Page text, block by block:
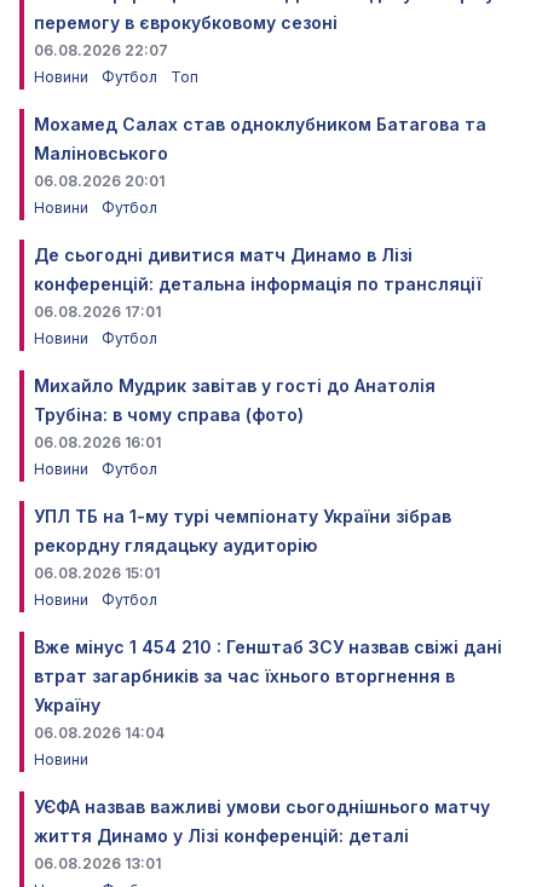
перемогу в єврокубковому сезоні
06.08.2026 22:07
Новини
Футбол Топ
Мохамед Салах став одноклубником Батагова та
Маліновського
06.08.2026 20:01
Новини
Футбол
Де сьогодні дивитися матч Динамо в Лізі
конференцій: детальна інформація по трансляції
06.08.2026 17:01
Новини
Футбол
Михайло Мудрик завітав у гості до Анатолія
Трубіна: в чому справа (фото)
06.08.2026 16:01
Новини
Футбол
УПЛ ТБ на 1-му турі чемпіонату України зібрав
рекордну глядацьку аудиторію
06.08.2026 15:01
Новини
Футбол
Вже мінус 1 454 210 : Генштаб ЗСУ назвав свіжі дані
втрат загарбників за час їхнього вторгнення в
Україну
06.08.2026 14:04
Новини
УЄФА назвав важливі умови сьогоднішнього матчу
життя Динамо у Лізі конференцій: деталі
06.08.2026 13:01